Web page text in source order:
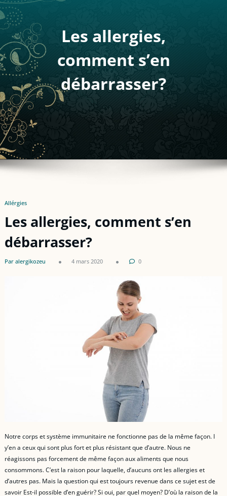
Les allergies,
comment s’en
débarrasser?
Allérgies
Les allergies, comment s’en
débarrasser?
Par alergikozeu 4 mars 2020 0
Notre corps et système immunitaire ne fonctionne pas de la même façon. I
y’en a ceux qui sont plus fort et plus résistant que d’autre. Nous ne
réagissons pas forcement de même façon aux aliments que nous
consommons. C’est la raison pour laquelle, d’aucuns ont les allergies et
d’autres pas. Mais la question qui est toujours revenue dans ce sujet est de
savoir Est-il possible d’en guérir? Si oui, par quel moyen? D’où la raison de la